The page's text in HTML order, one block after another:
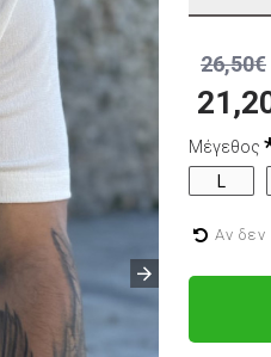
26,50€
Μέγεθος
L
Αν δεν